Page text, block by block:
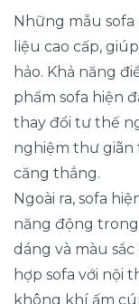
Những mẫu
liệu cao cấp,
hảo. Khả năng
phẩm sofa hiện
thay đổi tư thế
nghiệm thư giãn
căng thẳng.
Ngoài ra, sofa
năng động
dáng và màu
hợp sofa với nội
không khí ấm